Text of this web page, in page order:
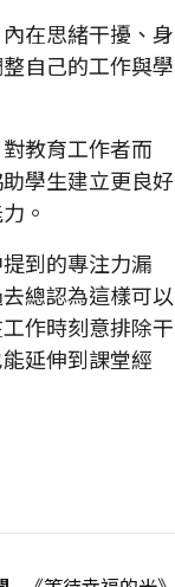
在思緒干擾、身
自己的工作與學
教育工作者而
學生建立更良好
。
到的專注力漏
總認為這樣可以
作時刻意排除干
延伸到課堂經